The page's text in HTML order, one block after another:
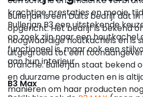
krachtige prestaties en mooie,
Bullerjan B3 een uitstekende
op zoek zijn naar een houtkachel
functioneel is, maar ook een
aan hun interieur.
Bullerjan is een Duits bedrijf dat in
opgericht. Het bedrijf is bekend
hoogwaardige houtkachels en is
uitgegroeid tot een
branche. Bullerjan staat bekend
en duurzame producten en is
manieren om haar producten
B3 Max